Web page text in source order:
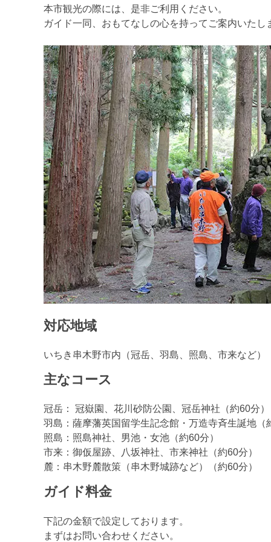
本市観光の際には、是非ご利用ください。
ガイド一同、おもてなしの心を持ってご案内いたし
対応地域
いちき串木野市内（冠岳、羽島、照島、市来など）
主なコース
冠岳： 冠嶽園、花川砂防公園、冠岳神社（約60分）
羽島：薩摩藩英国留学生記念館・万造寺斉生誕地（
照島：照島神社、男池・女池（約60分）
市来：御仮屋跡、八坂神社、市来神社（約60分）
麓：串木野麓散策（串木野城跡など）（約60分）
ガイド料金
下記の金額で設定しております。
まずはお問い合わせください。